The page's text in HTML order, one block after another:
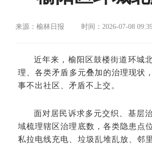
来源：榆林日报 时间：2026-07-08
近年来，榆阳区鼓楼街道环城
理、各类矛盾多元叠加的治理现状
事不出社区、矛盾不上交。
面对居民诉求多元交织、基层
域梳理辖区治理底数，各类隐患点
私拉电线充电、垃圾乱堆乱放、邻